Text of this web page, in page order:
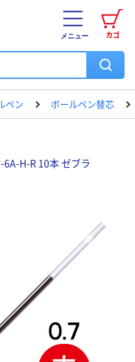
カゴ
メニュー
ペン ボールペン替芯
H-R 10本 ゼブラ